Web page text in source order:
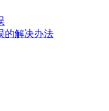
的解决办法